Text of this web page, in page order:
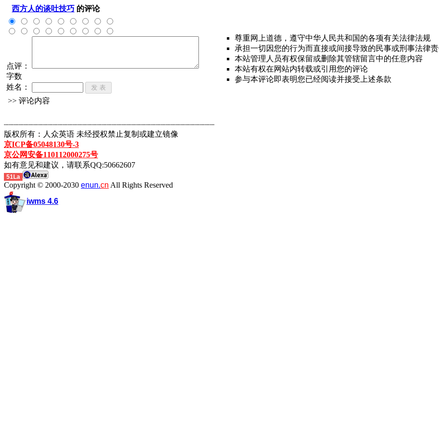
西方人的谈吐技巧 的评论
点评：
字数
姓名：
尊重网上道德，遵守中华人民共和国的各项有关法律法规
承担一切因您的行为而直接或间接导致的民事或刑事法律
本站管理人员有权保留或删除其管辖留言中的任意内容
本站有权在网站内转载或引用您的评论
参与本评论即表明您已经阅读并接受上述条款
>> 评论内容
┈┈┈┈┈┈┈┈┈┈┈┈┈┈┈┈┈┈┈┈┈┈┈┈┈┈┈┈┈┈┈┈┈┈┈┈┈┈┈┈┈┈┈
版权所有：人众英语 未经授权禁止复制或建立镜像
京ICP备05048130号-3
京公网安备110112000275号
如有意见和建议，请联系QQ:50662607
51La
Copyright © 2000-2030 enun.cn All Rights Reserved
iwms 4.6